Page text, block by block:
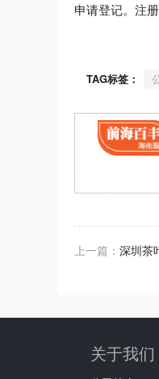
申请登记。注
TAG标签：
上一篇： 深圳茶
关于我们